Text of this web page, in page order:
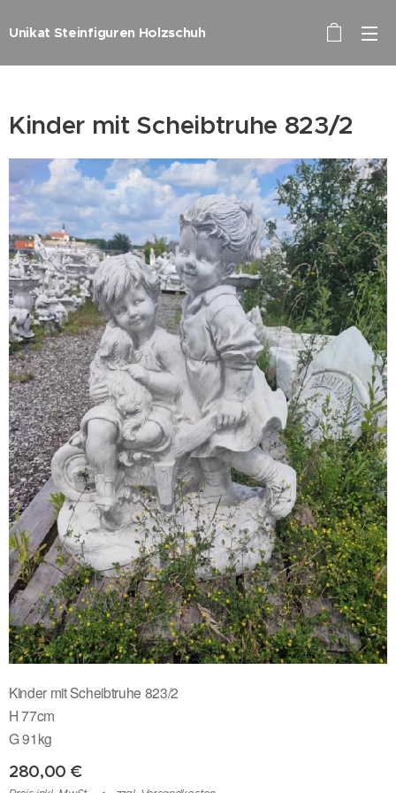
Unikat Steinfiguren Holzschuh
Kinder mit Scheibtruhe 823/2
Kinder mit Scheibtruhe 823/2
H 77cm
G 91kg
280,00 €